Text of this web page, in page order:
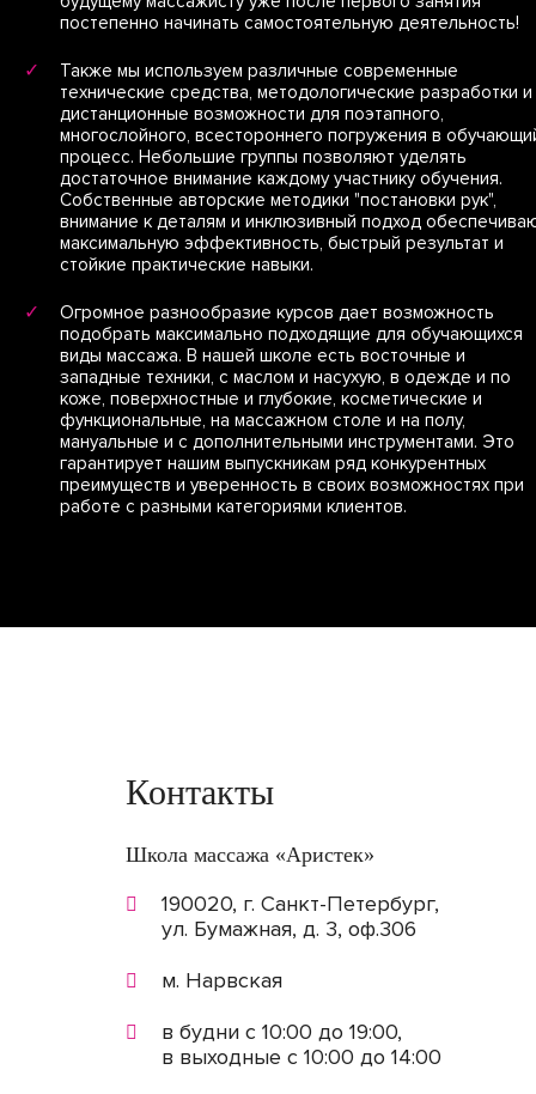
постепенно начинать самостоятельную деятельность!
Также мы используем различные современные
технические средства, методологические разработки и
дистанционные возможности для поэтапного,
многослойного, всестороннего погружения в
процесс. Небольшие группы позволяют уделять
достаточное внимание каждому участнику обучения.
Собственные авторские методики "постановки рук",
внимание к деталям и инклюзивный подход
максимальную эффективность, быстрый результат и
стойкие практические навыки.
Огромное разнообразие курсов дает возможность
подобрать максимально подходящие для обучающихся
виды массажа. В нашей школе есть восточные и
западные техники, с маслом и насухую, в одежде и по
коже, поверхностные и глубокие, косметические и
функциональные, на массажном столе и на полу,
мануальные и с дополнительными инструментами. Это
гарантирует нашим выпускникам ряд конкурентных
преимуществ и уверенность в своих возможностях при
работе с разными категориями клиентов.
Контакты
Школа массажа «Аристек»
190020, г. Санкт-Петербург,
ул. Бумажная, д. 3, оф.306
м. Нарвская
в будни с 10:00 до 19:00,
в выходные с 10:00 до 14:00